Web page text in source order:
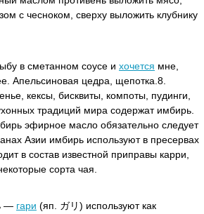
с чесноком, сверху выложить клубнику
в сметанном соусе и хочется мне,
Апельсиновая цедра, щепотка.8.
кексы, бисквиты, компоты, пудинги,
традиций мира содержат имбирь.
эфирное масло обязательно следует
Азии имбирь используют в пресервах
в состав известной приправы карри,
сорта чая.
— гари (яп. ガリ) используют как